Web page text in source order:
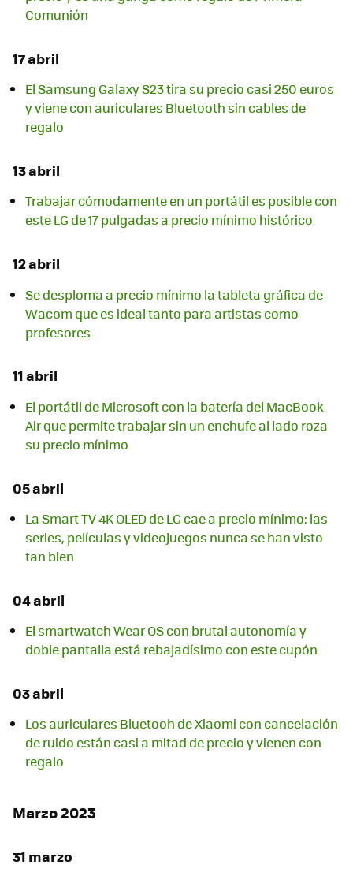
Comunión
17 abril
El Samsung Galaxy S23 tira su precio casi 250 euros
y viene con auriculares Bluetooth sin cables de
regalo
13 abril
Trabajar cómodamente en un portátil es posible con
este LG de 17 pulgadas a precio mínimo histórico
12 abril
Se desploma a precio mínimo la tableta gráfica de
Wacom que es ideal tanto para artistas como
profesores
11 abril
El portátil de Microsoft con la batería del MacBook
Air que permite trabajar sin un enchufe al lado roza
su precio mínimo
05 abril
La Smart TV 4K OLED de LG cae a precio mínimo: las
series, películas y videojuegos nunca se han visto
tan bien
04 abril
El smartwatch Wear OS con brutal autonomía y
doble pantalla está rebajadísimo con este cupón
03 abril
Los auriculares Bluetooh de Xiaomi con cancelación
de ruido están casi a mitad de precio y vienen con
regalo
Marzo 2023
31 marzo